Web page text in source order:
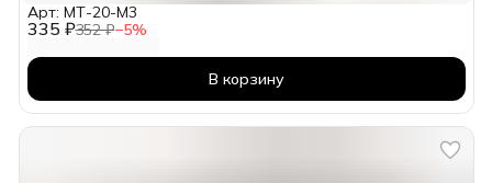
335 ₽352 ₽−5%
Арт: МТ-20-М3
В корзину